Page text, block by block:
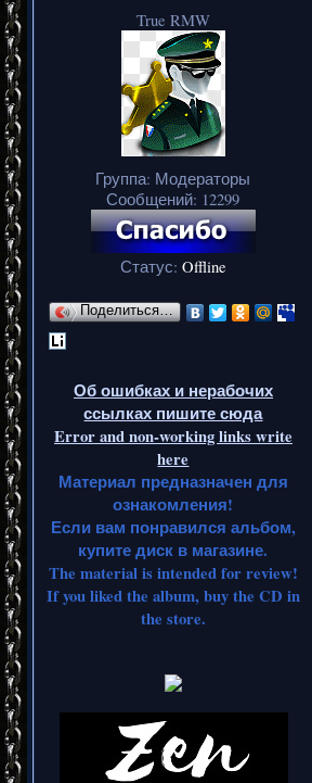
True RMW
Группа: Модераторы
Сообщений: 12299
Статус: Offline
Поделиться…
Об ошибках и нерабочих
ссылках пишите сюда
Error and non-working links write
here
Материал предназначен для
ознакомления!
Если вам понравился альбом,
купите диск в магазине.
The material is intended for review!
If you liked the album, buy the CD in
the store.